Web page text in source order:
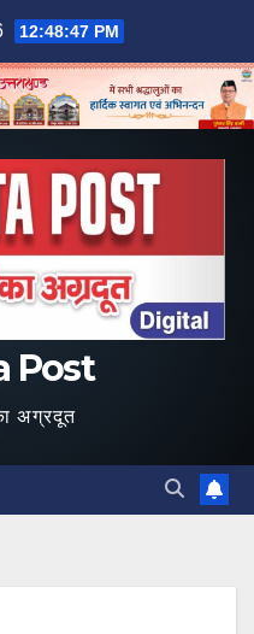
12:48:48 PM
Post
अग्रदूत